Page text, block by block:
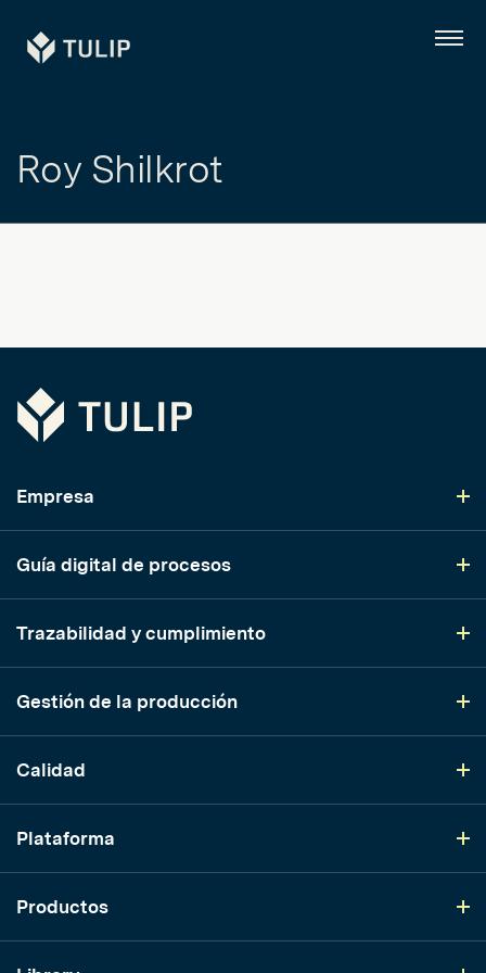
Tulip Menú
Roy Shilkrot
Tulip
Empresa
Guía digital de procesos
Trazabilidad y cumplimiento
Gestión de la producción
Calidad
Plataforma
Productos